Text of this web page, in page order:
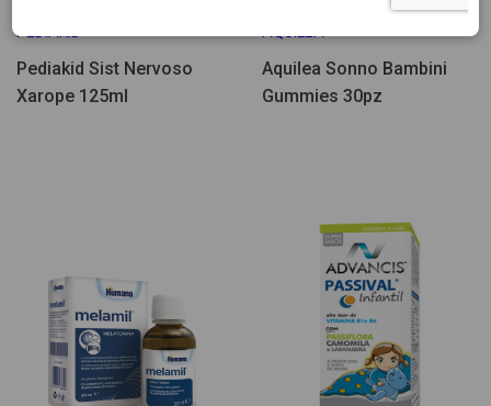
PEDIAKID
Pediakid Sist Nervoso
Xarope 125ml
Aquilea Sonno Bambini
Gummies 30pz